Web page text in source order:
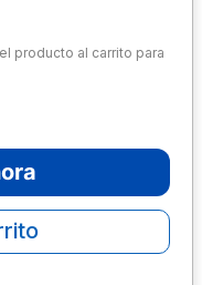
producto al carrito para